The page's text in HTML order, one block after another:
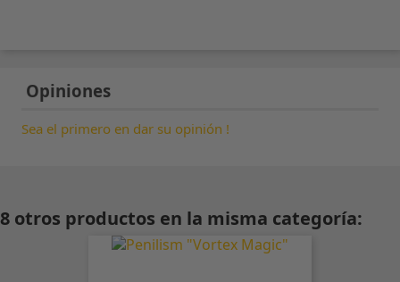
Opiniones
Sea el primero en dar su opinión !
8 otros productos en la misma categoría: